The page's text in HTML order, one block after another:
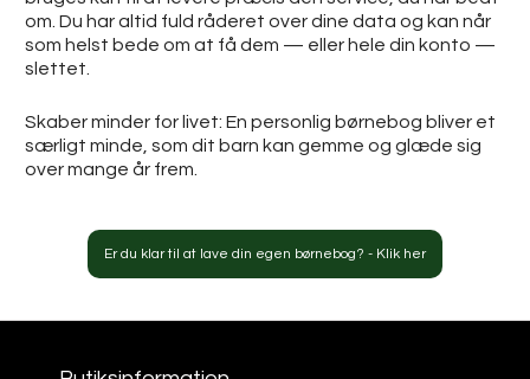
om. Du har altid fuld råderet over dine data og kan når
som helst bede om at få dem — eller hele din konto —
slettet.
Skaber minder for livet: En personlig børnebog bliver et
særligt minde, som dit barn kan gemme og glæde sig
over mange år frem.
Er du klar til at lave din egen børnebog? - Klik her